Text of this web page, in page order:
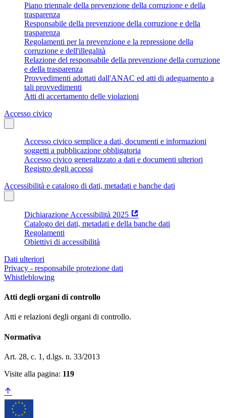
Piano triennale della prevenzione della corruzione e della
trasparenza
Responsabile della prevenzione della corruzione e della
trasparenza
Regolamenti per la prevenzione e la repressione della
corruzione e dell'illegalità
Relazione del responsabile della prevenzione della corruzione
e della trasparenza
Provvedimenti adottati dall'ANAC ed atti di adeguamento a
tali provvedimenti
Atti di accertamento delle violazioni
Accesso civico
Accesso civico semplice a dati, documenti e informazioni
soggetti a pubblicazione obbligatoria
Accesso civico generalizzato a dati e documenti ulteriori
Registro degli accessi
Accessibilità e catalogo di dati, metadati e banche dati
Dichiarazione Accessibilità 2025
Catalogo dei dati, metadati e della banche dati
Regolamenti
Obiettivi di accessibilità
Dati ulteriori
Privacy - responsabile protezione dati
Whistleblowing
Atti degli organi di controllo
Atti e relazioni degli organi di controllo.
Normativa
Art. 28, c. 1, d.lgs. n. 33/2013
Visite alla pagina: 119